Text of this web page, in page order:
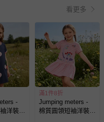
看更多
-
洋裝-
滿1件8折
Jumping meters -
棉質圓領短袖洋裝-